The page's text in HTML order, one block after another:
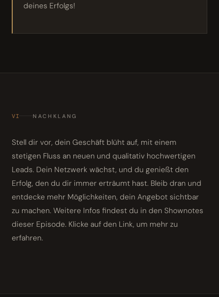
deines Erfolgs!
VI NACHKLANG
Stell dir vor, dein Geschäft blüht auf, mit einem
stetigen Fluss an neuen und qualitativ hochwertigen
Leads. Dein Netzwerk wächst, und du genießt den
Erfolg, den du dir immer erträumt hast. Bleib dran und
entdecke mehr Möglichkeiten, dein Angebot sichtbar
zu machen. Weitere Infos findest du in den Shownotes
dieser Episode. Klicke auf den Link, um mehr zu
erfahren.